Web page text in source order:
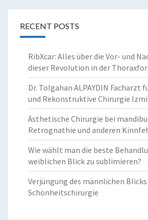
RECENT POSTS
RibXcar: Alles über die Vor- und
dieser Revolution in der
Dr. Tolgahan ALPAYDIN Facharzt
und Rekonstruktive Chirurgie
Ästhetische Chirurgie bei
Retrognathie und anderen
Wie wählt man die beste
weiblichen Blick zu sublimieren?
Verjüngung des männlichen
Schönheitschirurgie